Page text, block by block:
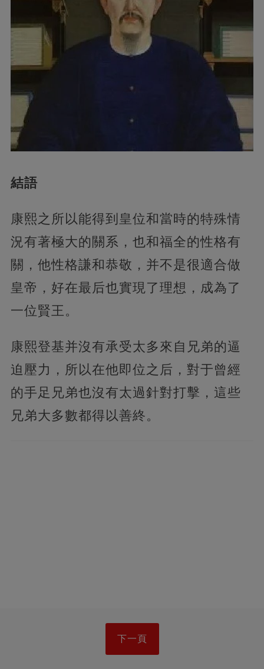
結語
康熙之所以能得到皇位和當時的特殊情
況有著極大的關系，也和福全的性格有
關，他性格謙和恭敬，并不是很適合做
皇帝，好在最后也實現了理想，成為了
一位賢王。
康熙登基并沒有承受太多來自兄弟的逼
迫壓力，所以在他即位之后，對于曾經
的手足兄弟也沒有太過針對打擊，這些
兄弟大多數都得以善終。
下一頁